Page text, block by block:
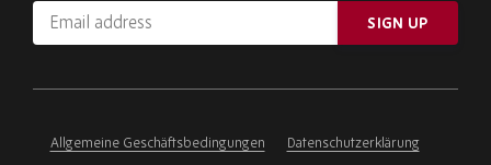
Email
address
ignore
field
SIGN UP
Allgemeine Geschäftsbedingungen Datenschutzerklärung